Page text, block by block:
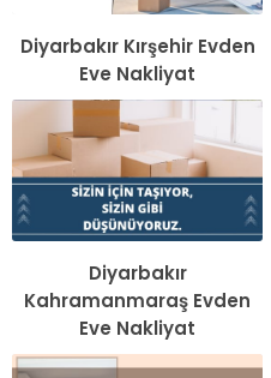
Diyarbakır Kırşehir Evden
Eve Nakliyat
Diyarbakır
Kahramanmaraş Evden
Eve Nakliyat